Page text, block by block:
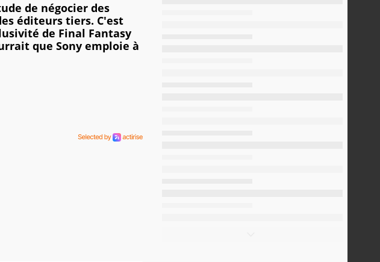
de négocier des
éditeurs tiers. C'est
de Final Fantasy
que Sony emploie à